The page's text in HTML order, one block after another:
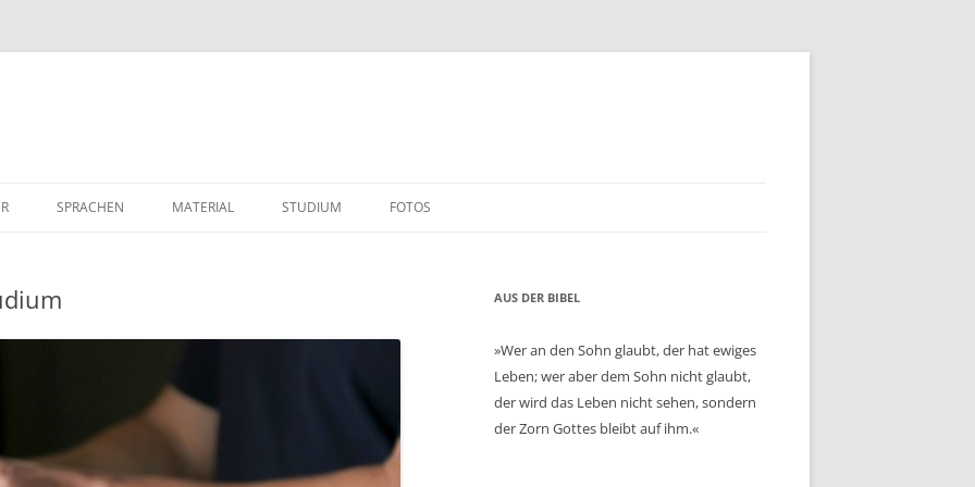
SPRACHEN MATERIAL STUDIUM FOTOS
AUS DER BIBEL
»Wer an den Sohn glaubt, der hat ewiges
Leben; wer aber dem Sohn nicht glaubt,
der wird das Leben nicht sehen, sondern
der Zorn Gottes bleibt auf ihm.«